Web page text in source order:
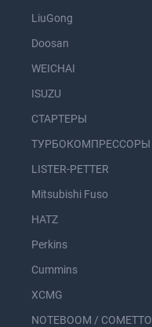
LiuGong
Doosan
WEICHAI
ISUZU
СТАРТЕРЫ
ТУРБОКОМПРЕССОРЫ
LISTER-PETTER
Mitsubishi Fuso
HATZ
Perkins
Cummins
XCMG
NOTEBOOM / COMETTO